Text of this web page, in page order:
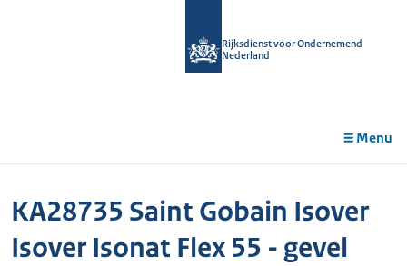
Rijksdienst voor Ondernemend
Nederland
Menu
KA28735 Saint Gobain Isover
Isover Isonat Flex 55 - gevel